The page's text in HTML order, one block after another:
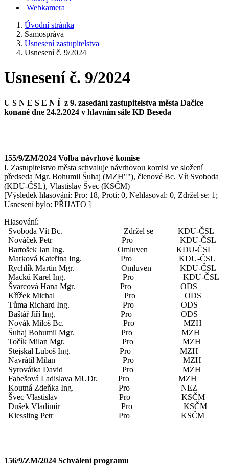
Webkamera
Úvodní stránka
Samospráva
Usnesení zastupitelstva
Usnesení č. 9/2024
Usnesení č. 9/2024
U S N E S E N Í z 9. zasedání zastupitelstva města Dačice
konané dne 24.2.2024 v hlavním sále KD Beseda
155/9/ZM/2024 Volba návrhové komise
I. Zastupitelstvo města schvaluje návrhovou komisi ve složení
předseda Mgr. Bohumil Šuhaj (MZH""), členové Bc. Vít Svoboda
(KDU-ČSL), Vlastislav Švec (KSČM)
[Výsledek hlasování: Pro: 18, Proti: 0, Nehlasoval: 0, Zdržel se: 1;
Usnesení bylo: PŘIJATO ]
Hlasování:
Svoboda Vít Bc. Zdržel se KDU-ČSL
Nováček Petr Pro KDU-ČSL
Bartošek Jan Ing. Omluven KDU-ČSL
Marková Kateřina Ing. Pro KDU-ČSL
Rychlík Martin Mgr. Omluven KDU-ČSL
Macků Karel Ing. Pro KDU-ČSL
Švarcová Hana Mgr. Pro ODS
Křížek Michal Pro ODS
Tůma Richard Ing. Pro ODS
Baštář Jiří Ing. Pro ODS
Novák Miloš Bc. Pro MZH
Šuhaj Bohumil Mgr. Pro MZH
Točík Milan Mgr. Pro MZH
Stejskal Luboš Ing. Pro MZH
Navrátil Milan Pro MZH
Syrovátka David Pro MZH
Fabešová Ladislava MUDr. Pro MZH
Koutná Zdeňka Ing. Pro NEZ
Švec Vlastislav Pro KSČM
Dušek Vladimír Pro KSČM
Kiessling Petr Pro KSČM
156/9/ZM/2024 Schválení programu